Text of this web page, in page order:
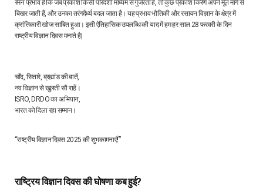
रमन प्रभाव है कि जब प्रकाश किसी पारदर्शी माध्यम से गुजरता है, तो कुछ प्रकाश किरणें अपने मूल मार्ग से
बिखर जाती हैं, और उनका तरंगदैर्ध्य बदल जाता है। यह प्रभाव भौतिकी और रसायन विज्ञान के क्षेत्र में
क्रांतिकारी खोज साबित हुआ। इसी ऐतिहासिक उपलब्धि की याद में हम हर साल 28 फरवरी के दिन
राष्ट्रीय विज्ञान दिवस मनाते है|
चाँद, सितारे, ब्रह्मांड की बातें,
नव विज्ञान से खुलती सौ राहें।
ISRO, DRDO का अभियान,
भारत को दिला रहा सम्मान।
“राष्ट्रीय विज्ञान दिवस 2025 की शुभकामनाएँ!”
राष्ट्रिय विज्ञान दिवस की घोषणा कब हुई?